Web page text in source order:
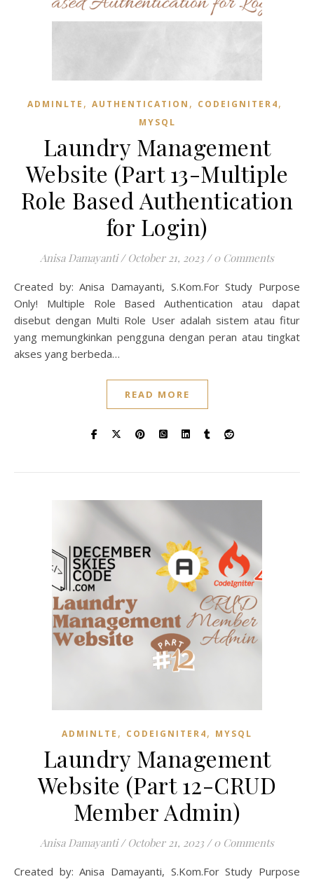
ADMINLTE , AUTHENTICATION , CODEIGNITER4,
MYSQL
Laundry Management
Website (Part 13-Multiple
Role Based Authentication
for Login)
Anisa Damayanti / October 21, 2023 / 0 Comments
Created by: Anisa Damayanti, S.Kom.For Study Purpose
Only! Multiple Role Based Authentication atau dapat
disebut dengan Multi Role User adalah sistem atau fitur
yang memungkinkan pengguna dengan peran atau tingkat
akses yang berbeda…
READ MORE
ADMINLTE , CODEIGNITER4, MYSQL
Laundry Management
Website (Part 12-CRUD
Member Admin)
Anisa Damayanti / October 21, 2023 / 0 Comments
Created by: Anisa Damayanti, S.Kom.For Study Purpose